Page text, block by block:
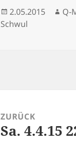
Veröffentlicht
am
2.05.2015 Q-
Schwul
ZURÜCK
Vorheriger
Sa. 4.4.15